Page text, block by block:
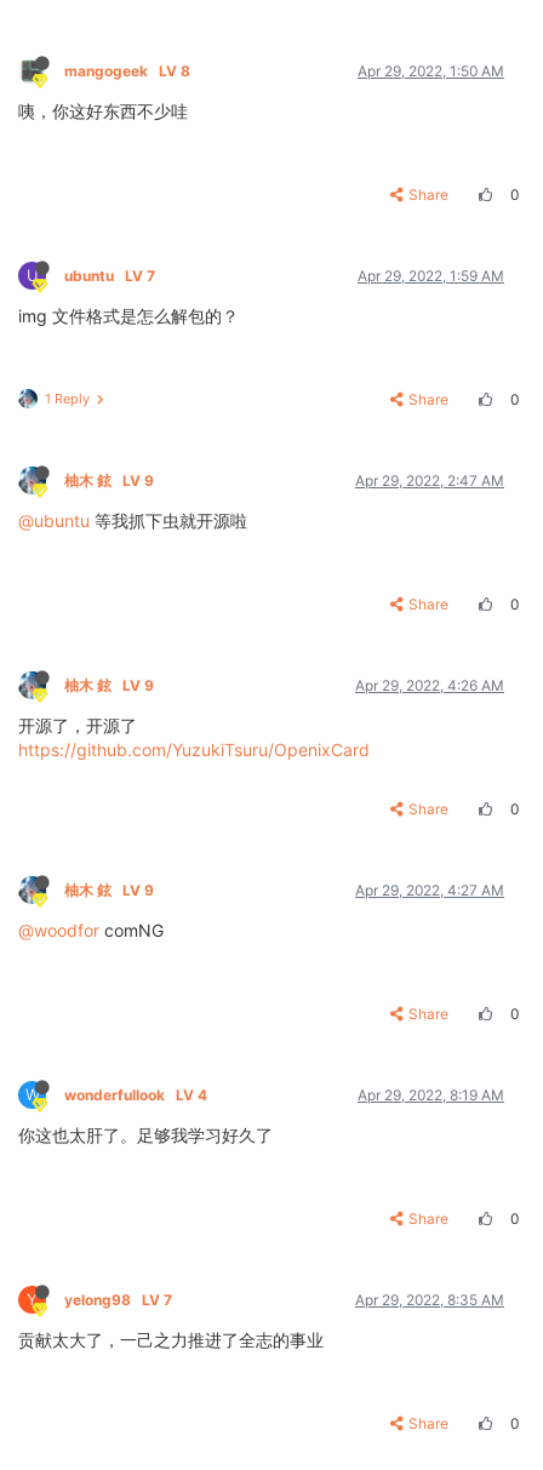
mangogeek LV 8 Apr 29, 2022, 1:50 AM
咦，你这好东西不少哇
Share 0
U ubuntu LV 7 Apr 29, 2022, 1:59 AM
img 文件格式是怎么解包的？
1 Reply Share 0
柚木 鉉 LV 9 Apr 29, 2022, 2:47 AM
@ubuntu 等我抓下虫就开源啦
Share 0
柚木 鉉 LV 9 Apr 29, 2022, 4:26 AM
开源了，开源了
https://github.com/YuzukiTsuru/OpenixCard
Share 0
柚木 鉉 LV 9 Apr 29, 2022, 4:27 AM
@woodfor comNG
Share 0
W wonderfullook LV 4 Apr 29, 2022, 8:19 AM
你这也太肝了。足够我学习好久了
Share 0
Y yelong98 LV 7 Apr 29, 2022, 8:35 AM
贡献太大了，一己之力推进了全志的事业
Share 0